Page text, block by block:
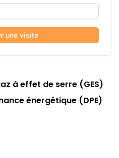
une visite
à effet de serre (GES)
énergétique (DPE)